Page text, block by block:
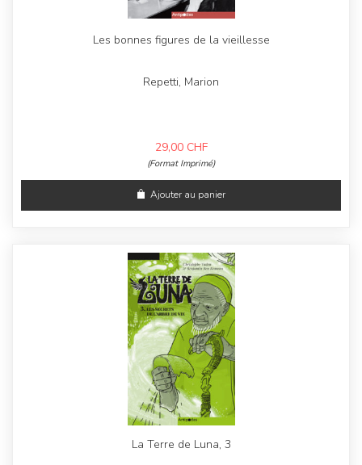
Les bonnes figures de la vieillesse
Repetti, Marion
29,00 CHF
(Format Imprimé)
Ajouter au panier
La Terre de Luna, 3